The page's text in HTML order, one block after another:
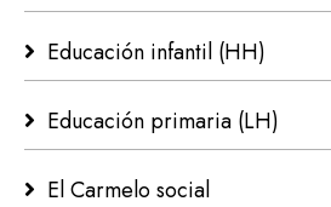
Educación infantil (HH)
Educación primaria (LH)
El Carmelo social